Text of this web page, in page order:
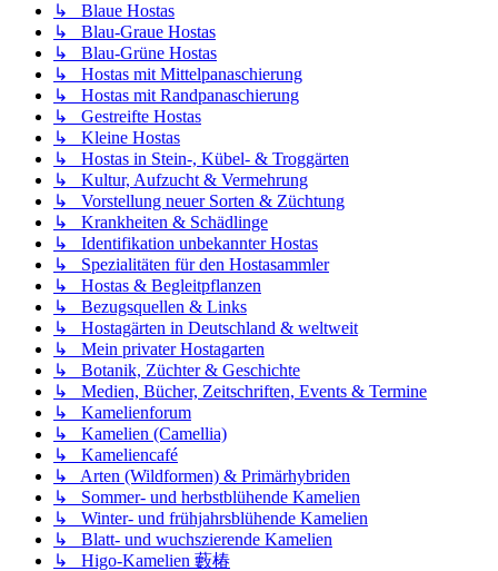
↳ Blaue Hostas
↳ Blau-Graue Hostas
↳ Blau-Grüne Hostas
↳ Hostas mit Mittelpanaschierung
↳ Hostas mit Randpanaschierung
↳ Gestreifte Hostas
↳ Kleine Hostas
↳ Hostas in Stein-, Kübel- & Troggärten
↳ Kultur, Aufzucht & Vermehrung
↳ Vorstellung neuer Sorten & Züchtung
↳ Krankheiten & Schädlinge
↳ Identifikation unbekannter Hostas
↳ Spezialitäten für den Hostasammler
↳ Hostas & Begleitpflanzen
↳ Bezugsquellen & Links
↳ Hostagärten in Deutschland & weltweit
↳ Mein privater Hostagarten
↳ Botanik, Züchter & Geschichte
↳ Medien, Bücher, Zeitschriften, Events & Termine
↳ Kamelienforum
↳ Kamelien (Camellia)
↳ Kameliencafé
↳ Arten (Wildformen) & Primärhybriden
↳ Sommer- und herbstblühende Kamelien
↳ Winter- und frühjahrsblühende Kamelien
↳ Blatt- und wuchszierende Kamelien
↳ Higo-Kamelien 藪椿